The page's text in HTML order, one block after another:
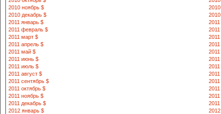
2010 ноябрь $
2010 декабрь $
2011 январь $
2011 февраль $
2011 март $
2011 апрель $
2011 май $
2011 июнь $
2011 июль $
2011 август $
2011
2011 сентябрь $
2011 октябрь $
2011 ноябрь $
2011 декабрь $
2012 январь $